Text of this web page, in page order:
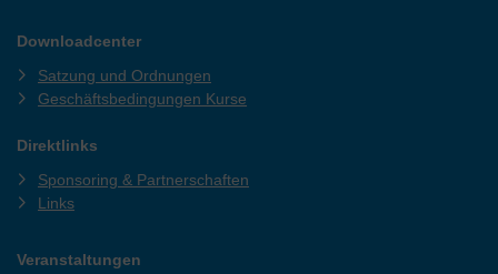
Downloadcenter
Satzung und Ordnungen
Geschäftsbedingungen Kurse
Direktlinks
Sponsoring & Partnerschaften
Links
Veranstaltungen